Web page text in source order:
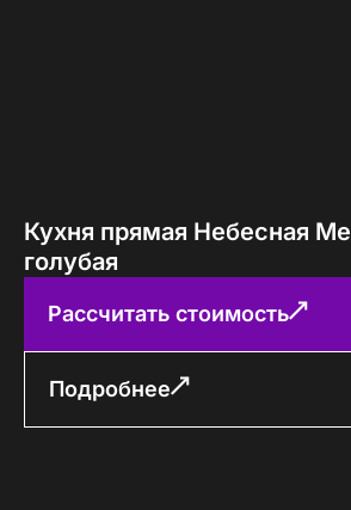
Кухня прямая Небесная
голубая
Рассчитать стоимость
Подробнее